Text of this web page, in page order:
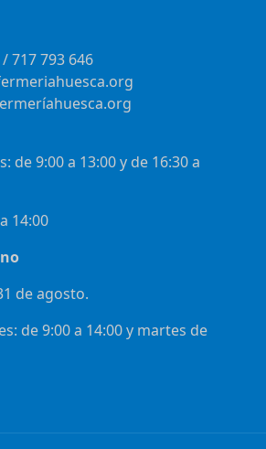
717 793 646
de 9:00 a 13:00 y de 16:30 a
14:00
de agosto.
de 9:00 a 14:00 y martes de